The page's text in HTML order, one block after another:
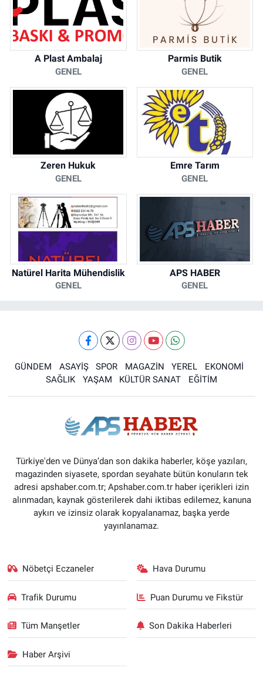
A Plast Ambalaj
GENEL
Parmis Butik
GENEL
Zeren Hukuk
GENEL
Emre Tarım
GENEL
Natürel Harita Mühendislik
GENEL
APS HABER
GENEL
GÜNDEM ASAYİŞ SPOR MAGAZİN YEREL
EKONOMİ
SAĞLIK
YAŞAM KÜLTÜR SANAT EĞİTİM
Türkiye'den ve Dünya’dan son dakika haberler, köşe yazıları,
magazinden siyasete, spordan seyahate bütün konuların tek
adresi apshaber.com.tr; Apshaber.com.tr haber içerikleri izin
alınmadan, kaynak gösterilerek dahi iktibas edilemez, kanuna
aykırı ve izinsiz olarak kopyalanamaz, başka yerde
yayınlanamaz.
Nöbetçi Eczaneler Hava Durumu
Trafik Durumu Puan Durumu ve Fikstür
Tüm Manşetler Son Dakika Haberleri
Haber Arşivi